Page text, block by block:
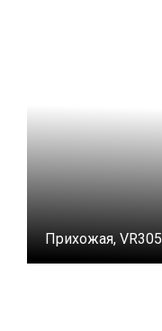
Прихожая, VR305